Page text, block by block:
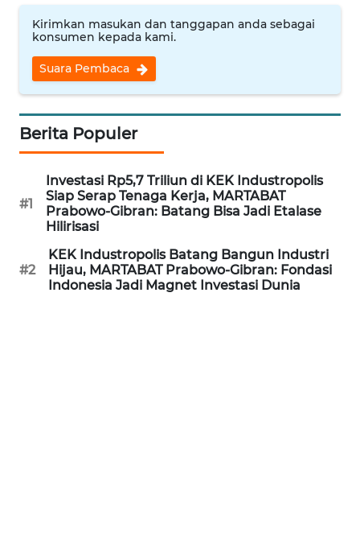
Kirimkan masukan dan tanggapan anda sebagai
konsumen kepada kami.
Suara Pembaca
Berita Populer
#1
Investasi Rp5,7 Triliun di KEK Industropolis
Siap Serap Tenaga Kerja, MARTABAT
Prabowo-Gibran: Batang Bisa Jadi Etalase
Hilirisasi
#2
KEK Industropolis Batang Bangun Industri
Hijau, MARTABAT Prabowo-Gibran: Fondasi
Indonesia Jadi Magnet Investasi Dunia
WN
CIANJUR
TANGERANG
WN
WN